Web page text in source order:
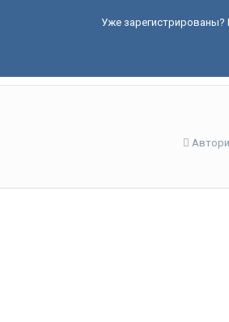
Уже зарегистрированы?